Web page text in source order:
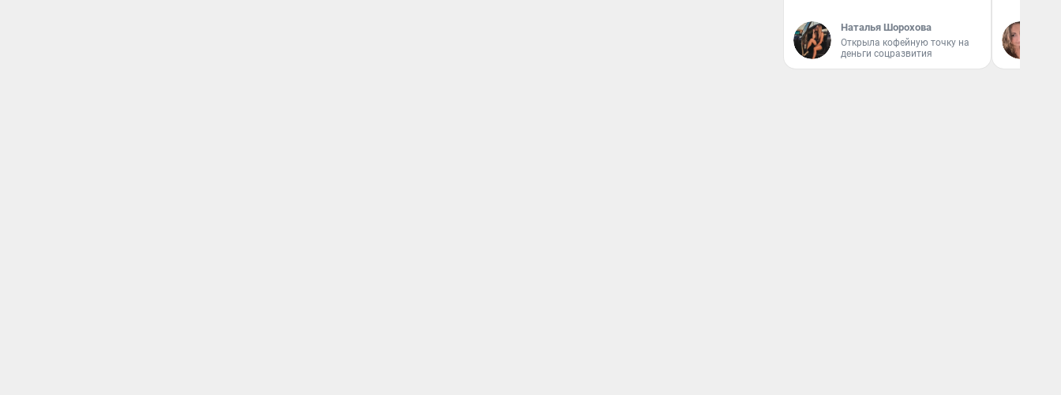
Наталья Шорохова
Открыла кофейную точку на
деньги соцразвития